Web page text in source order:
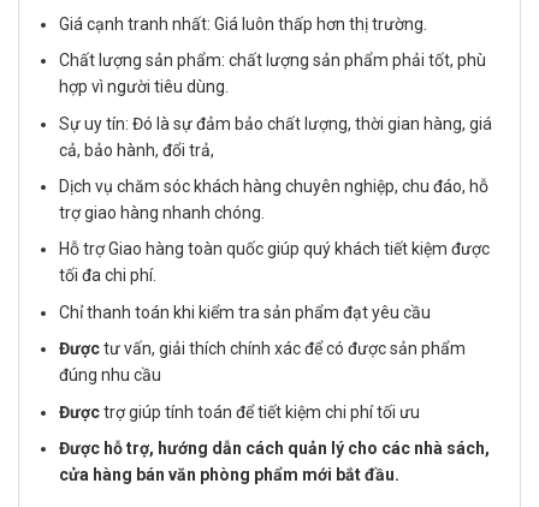
Giá cạnh tranh nhất: Giá luôn thấp hơn thị trường.
Chất lượng sản phẩm: chất lượng sản phẩm phải tốt, phù
hợp vì người tiêu dùng.
Sự uy tín: Đó là sự đảm bảo chất lượng, thời gian hàng, giá
cả, bảo hành, đổi trả,
Dịch vụ chăm sóc khách hàng chuyên nghiệp, chu đáo, hỗ
trợ giao hàng nhanh chóng.
Hỗ trợ Giao hàng toàn quốc giúp quý khách tiết kiệm được
tối đa chi phí.
Chỉ thanh toán khi kiểm tra sản phẩm đạt yêu cầu
Đượctư vấn, giải thích chính xác để có được sản phẩm
đúng nhu cầu
Đượctrợ giúp tính toán để tiết kiệm chi phí tối ưu
Được hỗ trợ, hướng dẫn cách quản lý cho các nhà sách,
cửa hàng bán văn phòng phẩm mới bắt đầu.